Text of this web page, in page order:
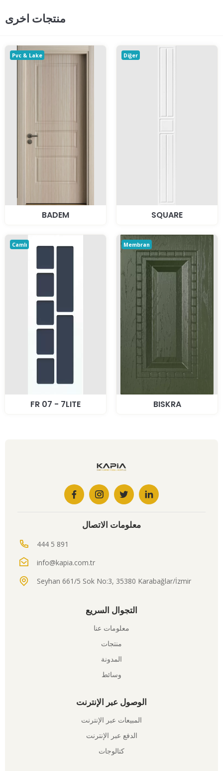
منتجات اخرى
Pvc & Lake
BADEM
Diğer
SQUARE
Camlı
FR 07 - 7LITE
Membran
BISKRA
معلومات الاتصال
444 5 891
info@kapia.com.tr
Seyhan 661/5 Sok No:3, 35380 Karabağlar/İzmir
التجوال السريع
معلومات عنا
منتجات
المدونة
وسائط
الوصول عبر الإنترنت
المبيعات عبر الإنترنت
الدفع عبر الإنترنت
كتالوجات